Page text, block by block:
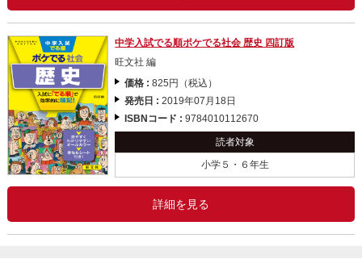
中学入試でる順ポケでる社会 歴史 四訂版
旺文社 編
価格 :825円（税込）
発売日 :2019年07月18日
ISBNコード :9784010112670
読者対象
小学５・６年生
詳細を見る